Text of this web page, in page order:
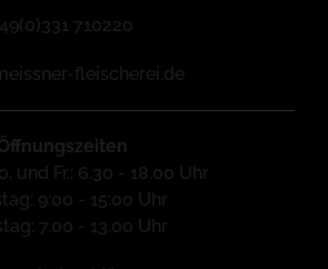
710220
fleischerei.de
und Fr.: 6.30 - 18.00 Uhr
9:00 - 15:00 Uhr
7.00 - 13.00 Uhr